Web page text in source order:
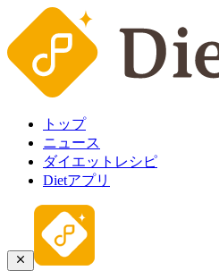
トップ
ニュース
ダイエットレシピ
Dietアプリ